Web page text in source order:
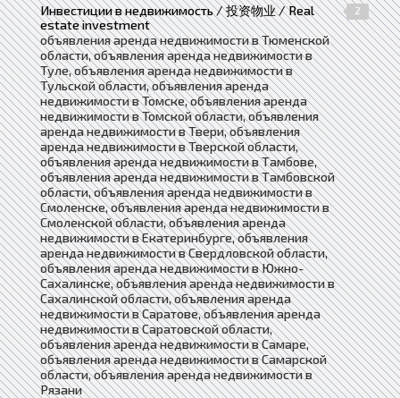
Инвестиции в недвижимость / 投资物业 / Real
estate investment
2
объявления аренда недвижимости в Тюменской
области, объявления аренда недвижимости в
Туле, объявления аренда недвижимости в
Тульской области, объявления аренда
недвижимости в Томске, объявления аренда
недвижимости в Томской области, объявления
аренда недвижимости в Твери, объявления
аренда недвижимости в Тверской области,
объявления аренда недвижимости в Тамбове,
объявления аренда недвижимости в Тамбовской
области, объявления аренда недвижимости в
Смоленске, объявления аренда недвижимости в
Смоленской области, объявления аренда
недвижимости в Екатеринбурге, объявления
аренда недвижимости в Свердловской области,
объявления аренда недвижимости в Южно-
Сахалинске, объявления аренда недвижимости в
Сахалинской области, объявления аренда
недвижимости в Саратове, объявления аренда
недвижимости в Саратовской области,
объявления аренда недвижимости в Самаре,
объявления аренда недвижимости в Самарской
области, объявления аренда недвижимости в
Рязани